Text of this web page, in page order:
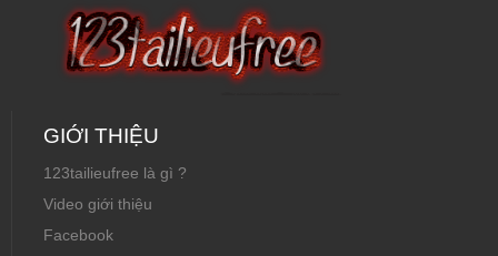
GIỚI THIỆU
123tailieufree là gì ?
Video giới thiệu
Facebook